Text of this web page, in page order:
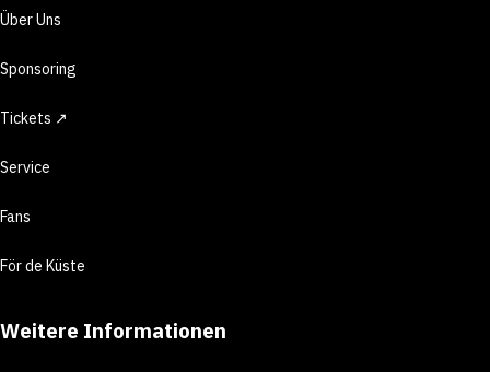
Über Uns
Sponsoring
Tickets ↗
Service
Fans
För de Küste
Weitere Informationen